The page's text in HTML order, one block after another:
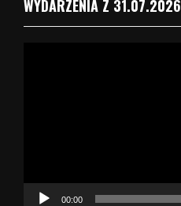
WYDARZENIA Z 31.07.2026
c
00:00